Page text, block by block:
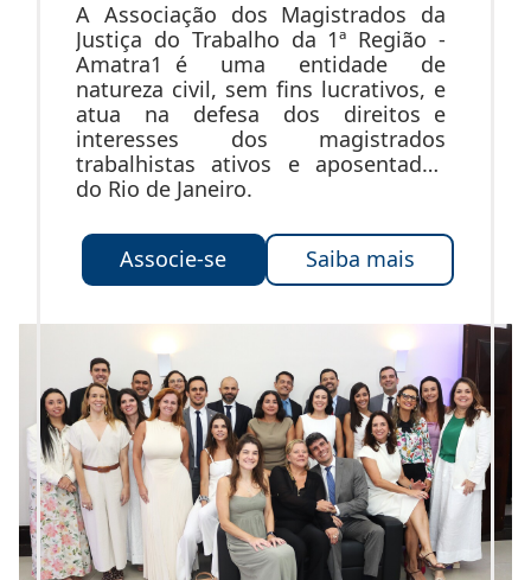
A Associação dos Magistrados da
Justiça do Trabalho da 1ª Região -
Amatra1 é uma entidade de
natureza civil, sem fins lucrativos, e
atua na defesa dos direitos e
interesses dos magistrados
trabalhistas ativos e aposentados
do Rio de Janeiro.
Associe-se Saiba mais